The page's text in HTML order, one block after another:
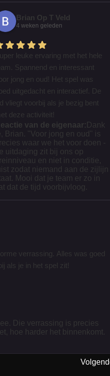
Brian Op T Veld
4 weken geleden
leuke ervaring met het hele
Spannend en interessant
jong en oud! Het spel was
uitgedacht en interactief. De
vliegt voorbij als je bezig bent
deze activiteit!
van de eigenaar: Dank
Brian. "Voor jong en oud" is
waar we het voor doen -
uitdaging zit bij ons op
en niet in conditie,
zodat niemand aan de zijlijn
Mooi dat je team er zo in
dat de tijd voorbijvloog.
verrassing. Alles was goed
als je in het spel zit!
Die verrassing is precies
hoe harder het binnenkomt.